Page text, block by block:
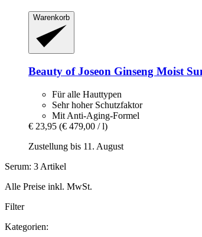
Warenkorb
Beauty of Joseon Ginseng Moist
Für alle Hauttypen
Sehr hoher Schutzfaktor
Mit Anti-Aging-Formel
€ 23,95 (€ 479,00 / l)
Zustellung bis 11. August
Serum: 3 Artikel
Alle Preise inkl. MwSt.
Filter
Kategorien: